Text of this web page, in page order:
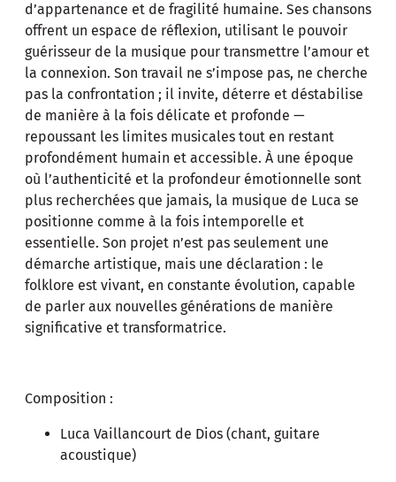
d’appartenance et de fragilité humaine. Ses chansons
offrent un espace de réflexion, utilisant le pouvoir
guérisseur de la musique pour transmettre l’amour et
la connexion. Son travail ne s’impose pas, ne cherche
pas la confrontation ; il invite, déterre et déstabilise
de manière à la fois délicate et profonde —
repoussant les limites musicales tout en restant
profondément humain et accessible. À une époque
où l’authenticité et la profondeur émotionnelle sont
plus recherchées que jamais, la musique de Luca se
positionne comme à la fois intemporelle et
essentielle. Son projet n’est pas seulement une
démarche artistique, mais une déclaration : le
folklore est vivant, en constante évolution, capable
de parler aux nouvelles générations de manière
significative et transformatrice.
Composition :
Luca Vaillancourt de Dios (chant, guitare
acoustique)